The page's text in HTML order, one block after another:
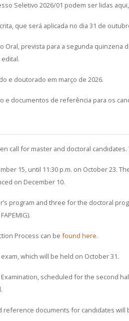
Seletivo 2026/01 podem ser lidas aqui,
que será aplicada no dia 31 de
Oral, prevista para a segunda
e doutorado em março de 2026.
e documentos de referência para os
call for master and doctoral
15, until 11:30 p.m. on October 23.
on December 10.
program and three for the doctoral
Process can be found here.
which will be held on October 31.
scheduled for the second
documents for candidates will